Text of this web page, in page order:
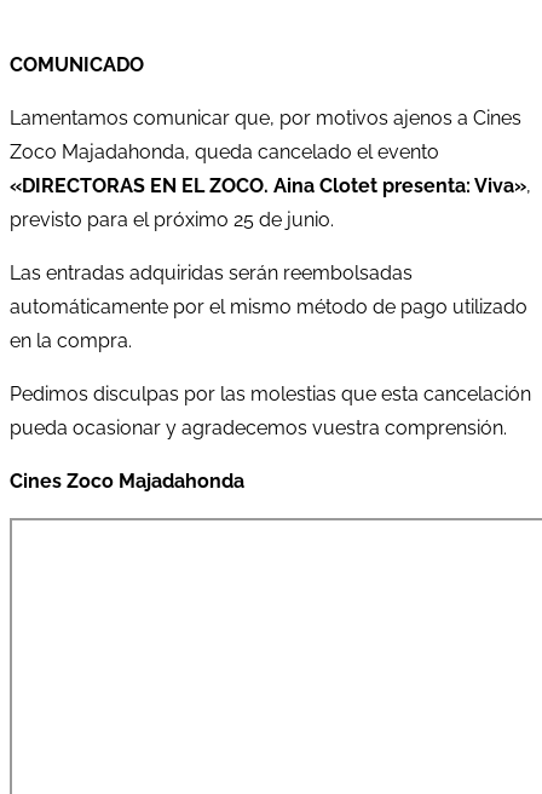
COMUNICADO
Lamentamos comunicar que, por motivos ajenos a Cines
Zoco Majadahonda, queda cancelado el evento
«DIRECTORAS EN EL ZOCO. Aina Clotet presenta: Viva»,
previsto para el próximo 25 de junio.
Las entradas adquiridas serán reembolsadas
automáticamente por el mismo método de pago utilizado
en la compra.
Pedimos disculpas por las molestias que esta cancelación
pueda ocasionar y agradecemos vuestra comprensión.
Cines Zoco Majadahonda